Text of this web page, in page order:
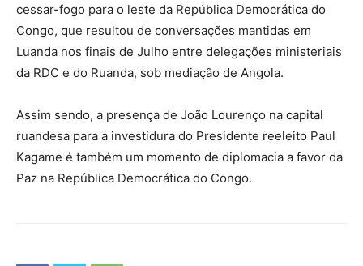
cessar-fogo para o leste da República Democrática do
Congo, que resultou de conversações mantidas em
Luanda nos finais de Julho entre delegações ministeriais
da RDC e do Ruanda, sob mediação de Angola.
Assim sendo, a presença de João Lourenço na capital
ruandesa para a investidura do Presidente reeleito Paul
Kagame é também um momento de diplomacia a favor da
Paz na República Democrática do Congo.